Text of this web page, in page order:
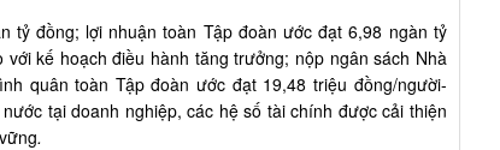
tỷ đồng; lợi nhuận toàn Tập đoàn ước đạt 6,98 ngàn tỷ
kế hoạch điều hành tăng trưởng; nộp ngân sách Nhà
quân toàn Tập đoàn ước đạt 19,48 triệu đồng/người-
tại doanh nghiệp, các hệ số tài chính được cải thiện
.